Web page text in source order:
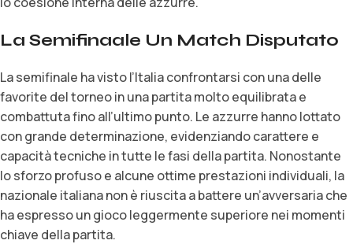
La Semifinaale Un Match Disputato
La semifinale ha visto l’Italia confrontarsi con una delle
favorite del torneo in una partita molto equilibrata e
combattuta fino all’ultimo punto. Le azzurre hanno lottato
con grande determinazione, evidenziando carattere e
capacità tecniche in tutte le fasi della partita. Nonostante
lo sforzo profuso e alcune ottime prestazioni individuali, la
nazionale italiana non è riuscita a battere un’avversaria che
ha espresso un gioco leggermente superiore nei momenti
chiave della partita.